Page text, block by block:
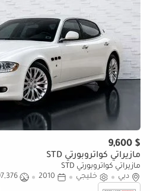
$ 9,600
مازيراتي كواتروبورتي STD
مازيراتي كواتروبورتي STD
دبي
خليجي 2010
97,376